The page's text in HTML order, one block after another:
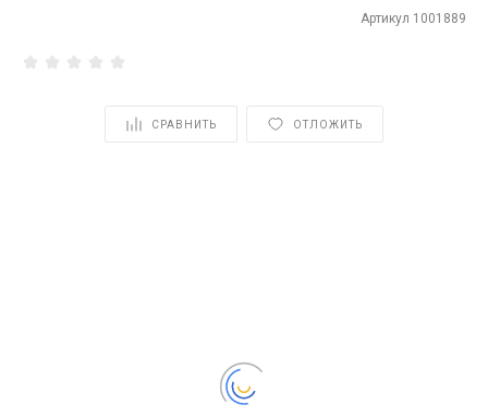
Артикул 1001889
СРАВНИТЬ ОТЛОЖИТЬ